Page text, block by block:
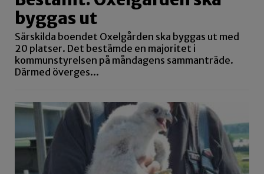
byggas ut
Särskilda boendet Oxelgården ska byggas ut med
20 platser. Det bestämde en majoritet i
kommunstyrelsen på måndagens sammanträde.
Därmed överges...